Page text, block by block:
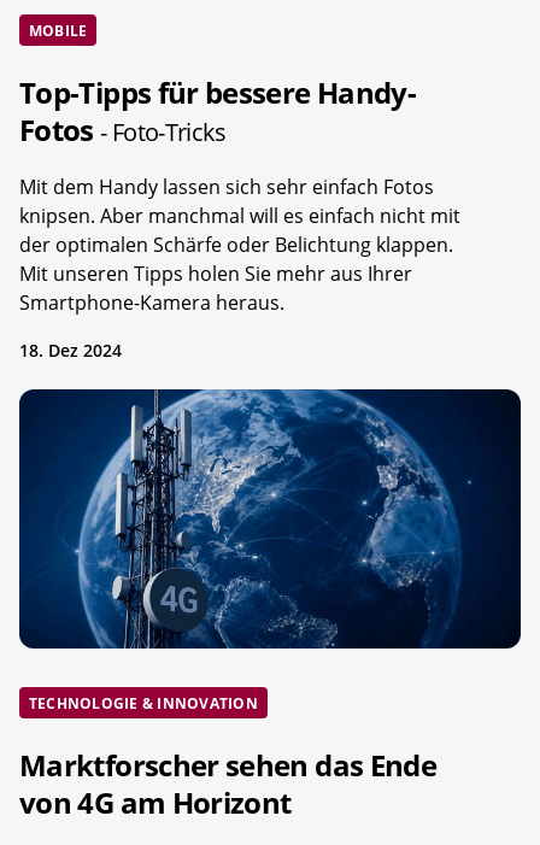
MOBILE
Top-Tipps für bessere Handy-
Fotos- Foto-Tricks
Mit dem Handy lassen sich sehr einfach Fotos
knipsen. Aber manchmal will es einfach nicht mit
der optimalen Schärfe oder Belichtung klappen.
Mit unseren Tipps holen Sie mehr aus Ihrer
Smartphone-Kamera heraus.
18. Dez 2024
TECHNOLOGIE & INNOVATION
Marktforscher sehen das Ende
von 4G am Horizont